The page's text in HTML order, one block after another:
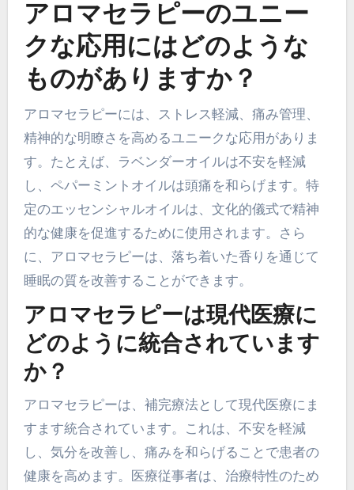
アロマセラピーのユニー
クな応用にはどのような
ものがありますか？
アロマセラピーには、ストレス軽減、痛み管理、
精神的な明瞭さを高めるユニークな応用がありま
す。たとえば、ラベンダーオイルは不安を軽減
し、ペパーミントオイルは頭痛を和らげます。特
定のエッセンシャルオイルは、文化的儀式で精神
的な健康を促進するために使用されます。さら
に、アロマセラピーは、落ち着いた香りを通じて
睡眠の質を改善することができます。
アロマセラピーは現代医療に
どのように統合されています
か？
アロマセラピーは、補完療法として現代医療にま
すます統合されています。これは、不安を軽減
し、気分を改善し、痛みを和らげることで患者の
健康を高めます。医療従事者は、治療特性のため